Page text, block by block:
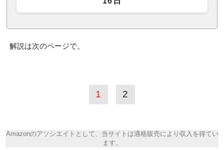
解説は次のページで。
1 2
Amazonのアソシエイトとして、当サイトは適格販売により収入を得てい
ます。